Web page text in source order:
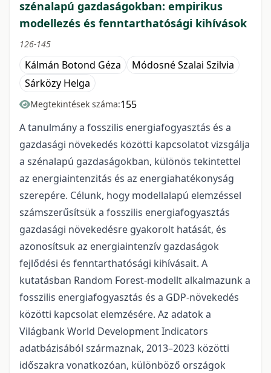
szénalapú gazdaságokban: empirikus
modellezés és fenntarthatósági kihívások
126-145
Kálmán Botond Géza
Módosné Szalai Szilvia
Sárközy Helga
Megtekintések száma:155
A tanulmány a fosszilis energiafogyasztás és a
gazdasági növekedés közötti kapcsolatot vizsgálja
a szénalapú gazdaságokban, különös tekintettel
az energiaintenzitás és az energiahatékonyság
szerepére. Célunk, hogy modellalapú elemzéssel
számszerűsítsük a fosszilis energiafogyasztás
gazdasági növekedésre gyakorolt hatását, és
azonosítsuk az energiaintenzív gazdaságok
fejlődési és fenntarthatósági kihívásait. A
kutatásban Random Forest-modellt alkalmazunk a
fosszilis energiafogyasztás és a GDP-növekedés
közötti kapcsolat elemzésére. Az adatok a
Világbank World Development Indicators
adatbázisából származnak, 2013–2023 közötti
időszakra vonatkozóan, különböző országok